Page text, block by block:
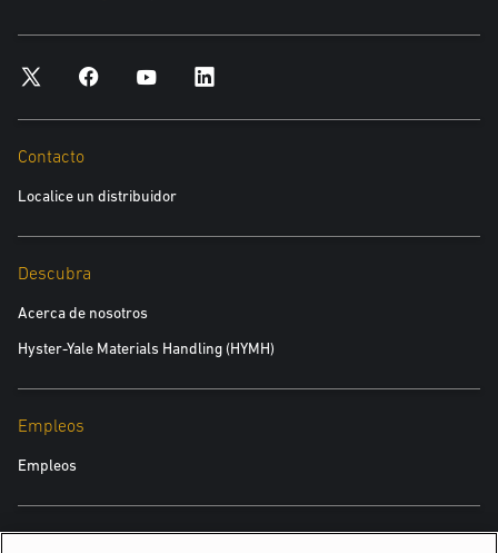
Contacto
Localice un distribuidor
Descubra
Acerca de nosotros
Hyster-Yale Materials Handling (HYMH)
Empleos
Empleos